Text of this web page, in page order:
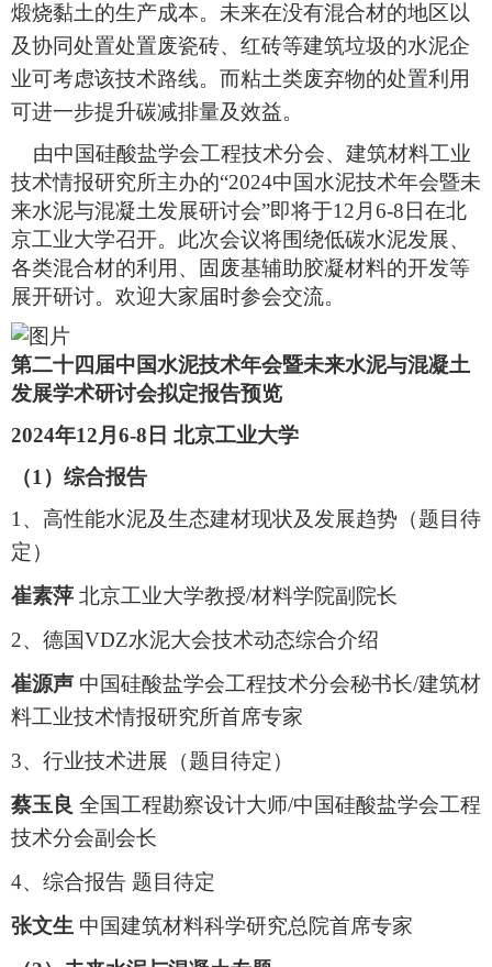
煅烧黏土的生产成本。未来在没有混合材的地区以
及协同处置处置废瓷砖、红砖等建筑垃圾的水泥企
业可考虑该技术路线。而粘土类废弃物的处置利用
可进一步提升碳减排量及效益。
由中国硅酸盐学会工程技术分会、建筑材料工业
技术情报研究所主办的“2024中国水泥技术年会暨未
来水泥与混凝土发展研讨会”即将于12月6-8日在北
京工业大学召开。此次会议将围绕低碳水泥发展、
各类混合材的利用、固废基辅助胶凝材料的开发等
展开研讨。欢迎大家届时参会交流。
第二十四届中国水泥技术年会暨未来水泥与混凝土
发展学术研讨会拟定报告预览
2024年12月6-8日 北京工业大学
（1）综合报告
1、高性能水泥及生态建材现状及发展趋势（题目待
定）
崔素萍 北京工业大学教授/材料学院副院长
2、德国VDZ水泥大会技术动态综合介绍
崔源声 中国硅酸盐学会工程技术分会秘书长/建筑材
料工业技术情报研究所首席专家
3、行业技术进展（题目待定）
蔡玉良 全国工程勘察设计大师/中国硅酸盐学会工程
技术分会副会长
4、综合报告 题目待定
张文生 中国建筑材料科学研究总院首席专家